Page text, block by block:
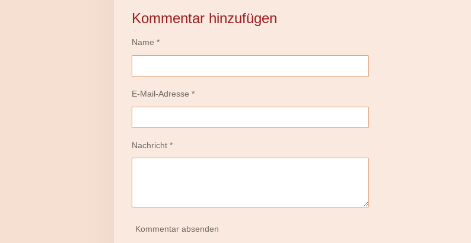
Kommentar hinzufügen
Name *
E-Mail-Adresse *
Nachricht *
Kommentar absenden